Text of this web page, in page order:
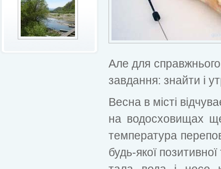
Але для справжнього
завдання: знайти і
Весна в місті
на водосховищах
температура
будь-якої